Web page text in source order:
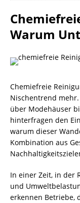
Warum
Chemiefreie
Nischentrend
über Modehäuser
hinterfragen den
warum dieser
Kombination aus
In einer Zeit, in der
und
erkennen Betriebe,